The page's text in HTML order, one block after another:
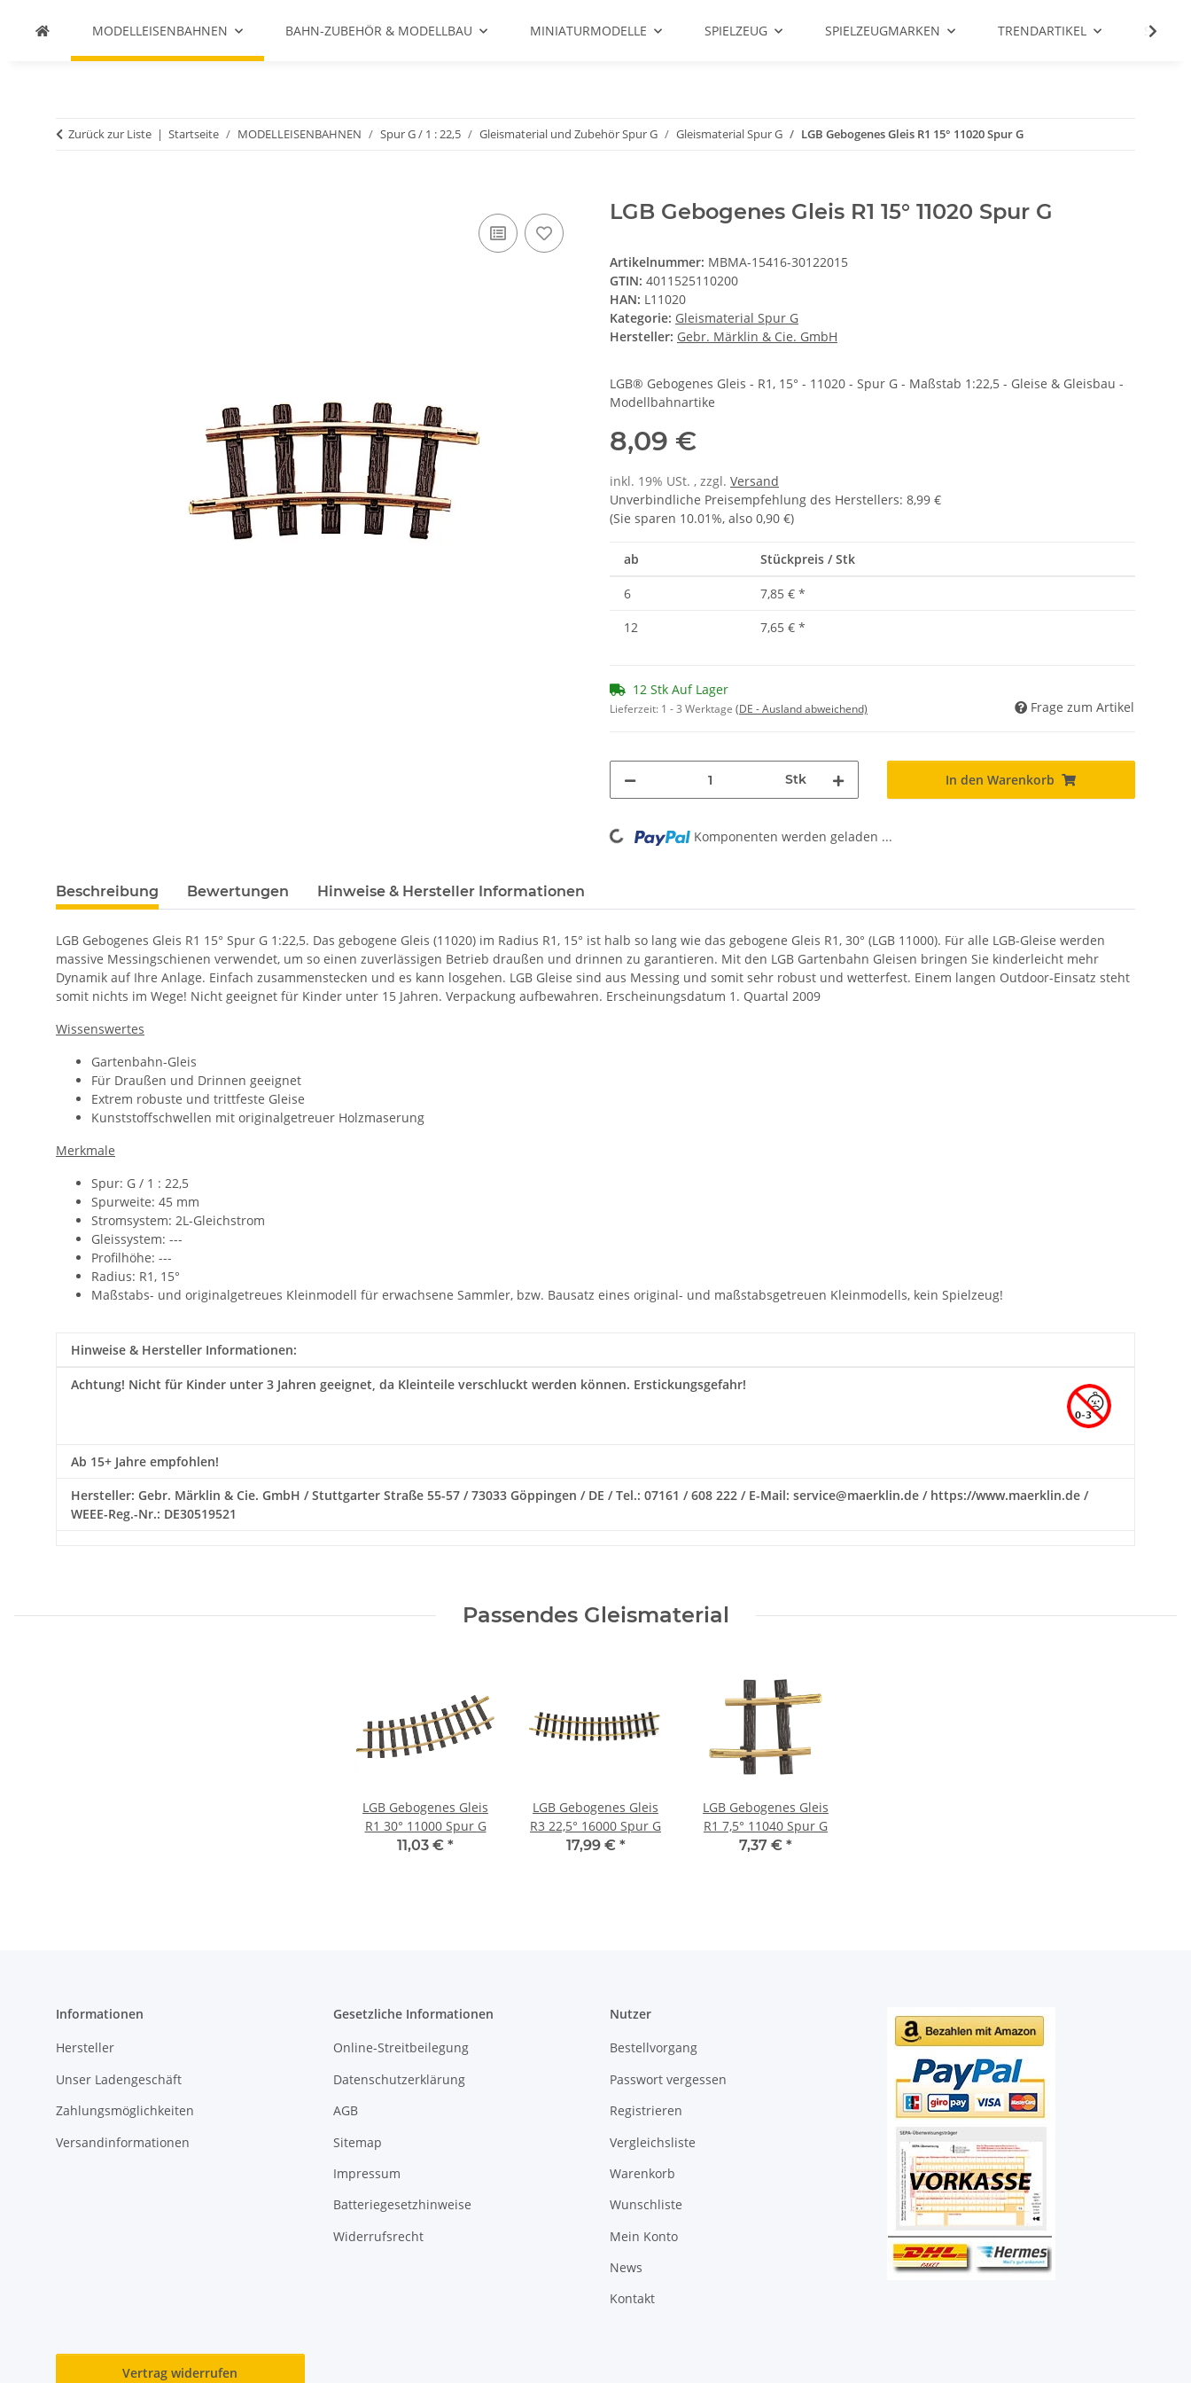
MODELLEISENBAHNEN BAHN-ZUBEHÖR & MODELLBAU MINIATURMODELLE SPIELZEUG SPIELZEUGMARKEN TRENDARTIKEL SALE %
Zurück zur Liste Startseite MODELLEISENBAHNEN Spur G / 1 : 22,5 Gleismaterial und Zubehör Spur G Gleismaterial Spur G LGB Gebogenes Gleis R1 15° 11020 Spur G
LGB Gebogenes Gleis R1 15° 11020 Spur G
Artikelnummer: MBMA-15416-30122015
GTIN: 4011525110200
HAN: L11020
Kategorie: Gleismaterial Spur G
Hersteller: Gebr. Märklin & Cie. GmbH
LGB® Gebogenes Gleis - R1, 15° - 11020 - Spur G - Maßstab 1:22,5 - Gleise & Gleisbau -
Modellbahnartike
8,09 €
inkl. 19% USt. , zzgl. Versand
Unverbindliche Preisempfehlung des Herstellers: 8,99 €
(Sie sparen 10.01%, also 0,90 €)
ab Stückpreis / Stk
6 7,85 € *
12
7,65 € *
12 Stk Auf Lager
Lieferzeit: 1 - 3 Werktage (DE - Ausland abweichend) Frage zum Artikel
Stk In den Warenkorb
Loading... Komponenten werden geladen ...
Beschreibung Bewertungen Hinweise & Hersteller Informationen
LGB Gebogenes Gleis R1 15° Spur G 1:22,5. Das gebogene Gleis (11020) im Radius R1, 15° ist halb so lang wie das gebogene Gleis R1, 30° (LGB 11000). Für alle LGB-Gleise werden
massive Messingschienen verwendet, um so einen zuverlässigen Betrieb draußen und drinnen zu garantieren. Mit den LGB Gartenbahn Gleisen bringen Sie kinderleicht mehr
Dynamik auf Ihre Anlage. Einfach zusammenstecken und es kann losgehen. LGB Gleise sind aus Messing und somit sehr robust und wetterfest. Einem langen Outdoor-Einsatz steht
somit nichts im Wege! Nicht geeignet für Kinder unter 15 Jahren. Verpackung aufbewahren. Erscheinungsdatum 1. Quartal 2009
Wissenswertes
Gartenbahn-Gleis
Für Draußen und Drinnen geeignet
Extrem robuste und trittfeste Gleise
Kunststoffschwellen mit originalgetreuer Holzmaserung
Merkmale
Spur: G / 1 : 22,5
Spurweite: 45 mm
Stromsystem: 2L-Gleichstrom
Gleissystem: ---
Profilhöhe: ---
Radius: R1, 15°
Maßstabs- und originalgetreues Kleinmodell für erwachsene Sammler, bzw. Bausatz eines original- und maßstabsgetreuen Kleinmodells, kein Spielzeug!
Hinweise & Hersteller Informationen:
Achtung! Nicht für Kinder unter 3 Jahren geeignet, da Kleinteile verschluckt werden können. Erstickungsgefahr!
Ab 15+ Jahre empfohlen!
Hersteller: Gebr. Märklin & Cie. GmbH / Stuttgarter Straße 55-57 / 73033 Göppingen / DE / Tel.: 07161 / 608 222 / E-Mail: service@maerklin.de / https://www.maerklin.de /
WEEE-Reg.-Nr.: DE30519521
Passendes Gleismaterial
LGB Gebogenes Gleis
R1 30° 11000 Spur G
11,03 € *
LGB Gebogenes Gleis
R3 22,5° 16000 Spur G
17,99 € *
LGB Gebogenes Gleis
R1 7,5° 11040 Spur G
7,37 € *
Informationen
Hersteller
Unser Ladengeschäft
Zahlungsmöglichkeiten
Versandinformationen
Gesetzliche Informationen
Online-Streitbeilegung
Datenschutzerklärung
AGB
Sitemap
Impressum
Batteriegesetzhinweise
Widerrufsrecht
Nutzer
Bestellvorgang
Passwort vergessen
Registrieren
Vergleichsliste
Warenkorb
Wunschliste
Mein Konto
News
Kontakt
Vertrag widerrufen